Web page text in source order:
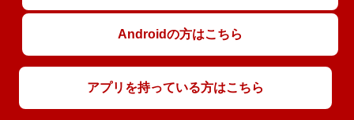
Androidの方はこちら
アプリを持っている方はこちら